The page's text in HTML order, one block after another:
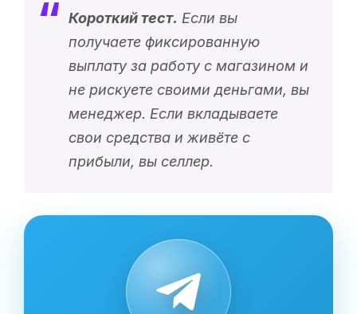
Короткий тест. Если вы
получаете фиксированную
выплату за работу с магазином и
не рискуете своими деньгами, вы
менеджер. Если вкладываете
свои средства и живёте с
прибыли, вы селлер.